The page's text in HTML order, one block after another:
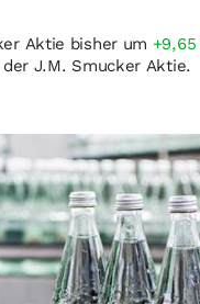
Aktie bisher um +9,65
J.M. Smucker Aktie.